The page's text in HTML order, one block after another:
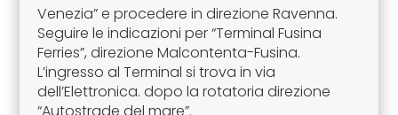
Venezia” e procedere in direzione Ravenna.
Seguire le indicazioni per “Terminal Fusina
Ferries”, direzione Malcontenta-Fusina.
L’ingresso al Terminal si trova in via
dell’Elettronica. dopo la rotatoria direzione
“Autostrade del mare”.